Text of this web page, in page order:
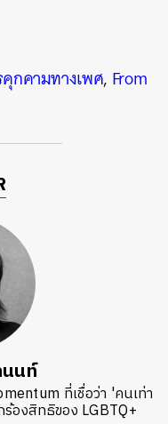
กคามทางเพศ, From
นท์
ที่เชื่อว่า 'คนเท่า
องสิทธิของ LGBTQ+